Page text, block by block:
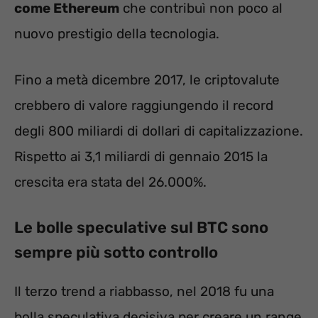
come Ethereum che contribuì non poco al
nuovo prestigio della tecnologia.
Fino a metà dicembre 2017, le criptovalute
crebbero di valore raggiungendo il record
degli 800 miliardi di dollari di capitalizzazione.
Rispetto ai 3,1 miliardi di gennaio 2015 la
crescita era stata del 26.000%.
Le bolle speculative sul BTC sono
sempre più sotto controllo
Il terzo trend a riabbasso, nel 2018 fu una